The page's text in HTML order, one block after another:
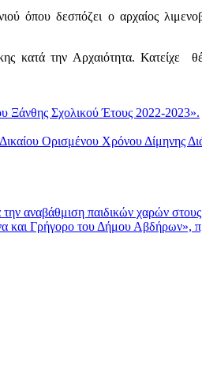
όπου δεσπόζει ο αρχαίος
κατά την Αρχαιότητα. Κατείχε
Σχολικού Έτους 2022-2023».
Ορισμένου Χρόνου Δίμηνης
αναβάθμιση παιδικών χαρών στους
και Γρήγορο του Δήμου Αβδήρων»,